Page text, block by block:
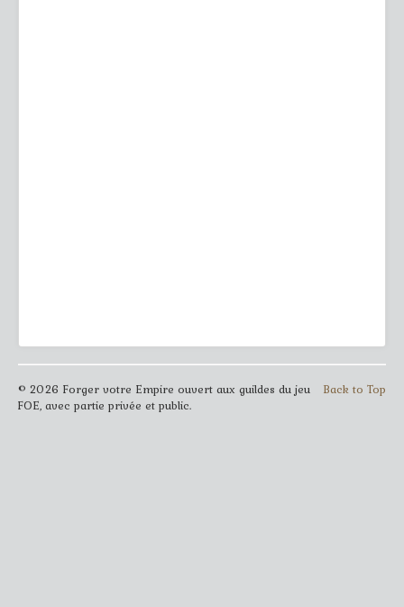
Back to Top
© 2026 Forger votre Empire ouvert aux guildes du jeu
FOE, avec partie privée et public.